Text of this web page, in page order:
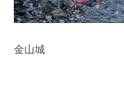
金山城